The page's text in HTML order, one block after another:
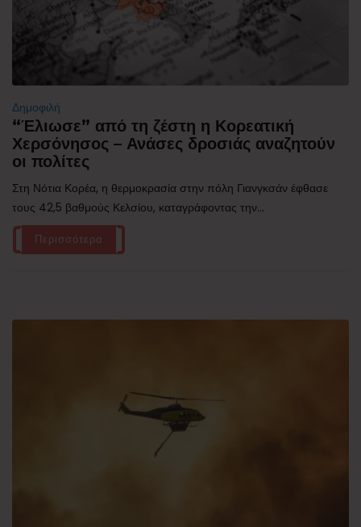
Δημοφιλή
“Έλιωσε” από τη ζέστη η Κορεατική
Χερσόνησος – Ανάσες δροσιάς αναζητούν
οι πολίτες
Στη Νότια Κορέα, η θερμοκρασία στην πόλη Γιανγκσάν έφθασε
τους 42,5 βαθμούς Κελσίου, καταγράφοντας την...
Περισσότερα